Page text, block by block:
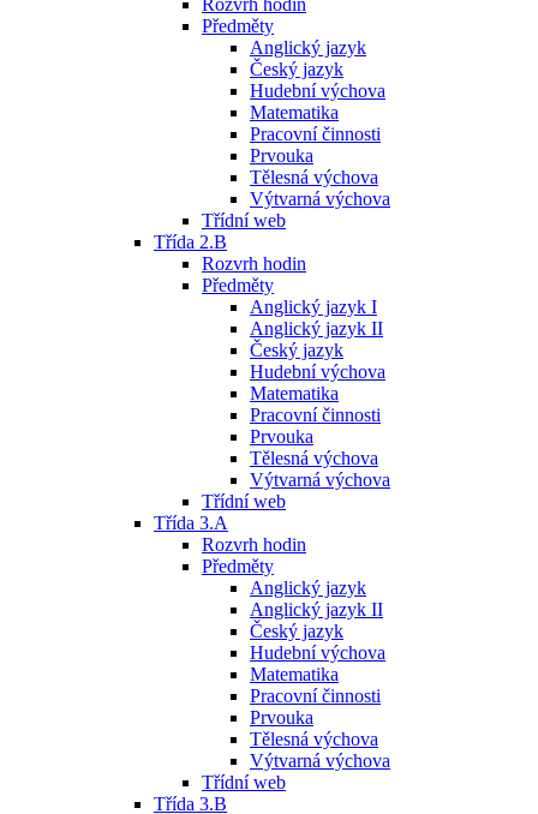
Rozvrh hodin
Předměty
Anglický jazyk
Český jazyk
Hudební výchova
Matematika
Pracovní činnosti
Prvouka
Tělesná výchova
Výtvarná výchova
Třídní web
Třída 2.B
Rozvrh hodin
Předměty
Anglický jazyk I
Anglický jazyk II
Český jazyk
Hudební výchova
Matematika
Pracovní činnosti
Prvouka
Tělesná výchova
Výtvarná výchova
Třídní web
Třída 3.A
Rozvrh hodin
Předměty
Anglický jazyk
Anglický jazyk II
Český jazyk
Hudební výchova
Matematika
Pracovní činnosti
Prvouka
Tělesná výchova
Výtvarná výchova
Třídní web
Třída 3.B